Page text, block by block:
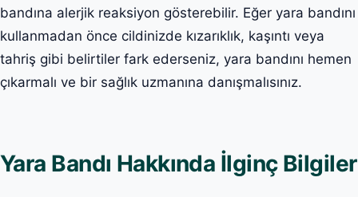
bandına alerjik reaksiyon gösterebilir. Eğer yara bandını
kullanmadan önce cildinizde kızarıklık, kaşıntı veya
tahriş gibi belirtiler fark ederseniz, yara bandını hemen
çıkarmalı ve bir sağlık uzmanına danışmalısınız.
Yara Bandı Hakkında İlginç Bilgiler